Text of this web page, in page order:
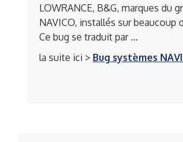
LOWRANCE, B&G, marques du
NAVICO, installés sur beaucoup
Ce bug se traduit par …
la suite ici > Bug systèmes